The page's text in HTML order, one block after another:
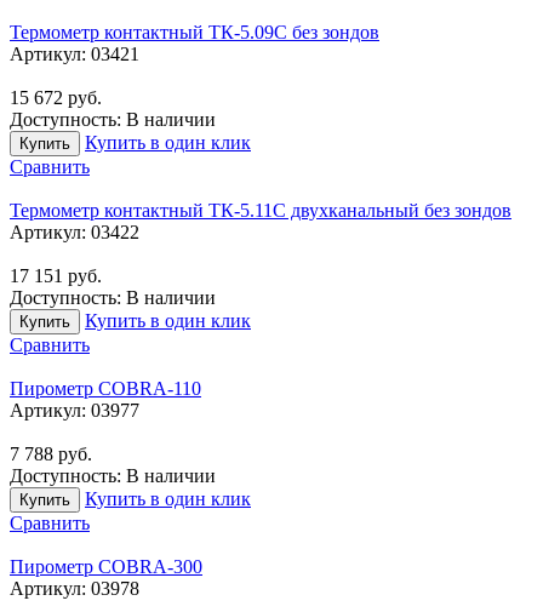
Термометр контактный ТК-5.09C без зондов
Артикул: 03421
15 672 руб.
Доступность: В наличии
Купить
Купить в один клик
Сравнить
Термометр контактный ТК-5.11C двухканальный без зондов
Артикул: 03422
17 151 руб.
Доступность: В наличии
Купить
Купить в один клик
Сравнить
Пирометр COBRA-110
Артикул: 03977
7 788 руб.
Доступность: В наличии
Купить
Купить в один клик
Сравнить
Пирометр COBRA-300
Артикул: 03978